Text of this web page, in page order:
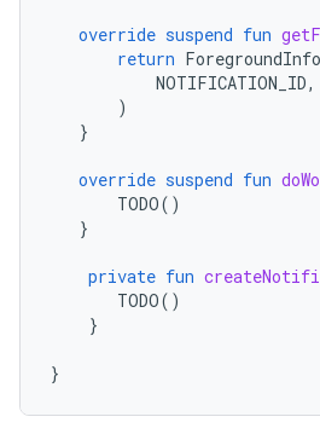
override suspend fun
return ForegroundInfo
NOTIFICATION_ID,
)
}
override suspend fun
TODO()
}
private fun
TODO()
}
}